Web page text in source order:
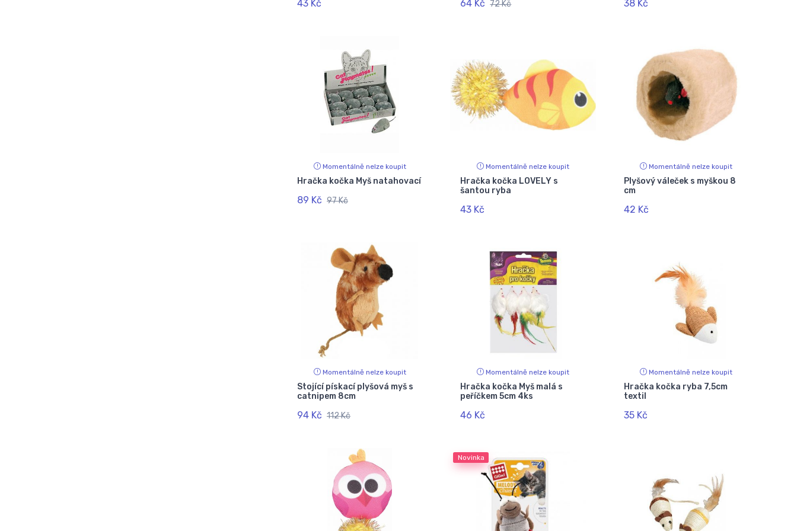
43 Kč 64 Kč 72 Kč 38 Kč
Momentálně nelze koupit
Hračka kočka Myš natahovací
89 Kč 97 Kč
Momentálně nelze koupit
Hračka kočka LOVELY s
šantou ryba
43 Kč
Momentálně nelze koupit
Plyšový váleček s myškou 8
cm
42 Kč
Momentálně nelze koupit
Stojící pískací plyšová myš s
catnipem 8cm
94 Kč 112 Kč
Momentálně nelze koupit
Hračka kočka Myš malá s
peříčkem 5cm 4ks
46 Kč
Momentálně nelze koupit
Hračka kočka ryba 7,5cm
textil
35 Kč
Novinka